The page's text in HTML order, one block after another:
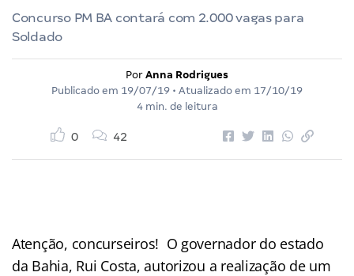
Concurso PM BA contará com 2.000 vagas para
Soldado
Por Anna Rodrigues
Publicado em 19/07/19 • Atualizado em 17/10/19
4 min. de leitura
0 42
Atenção, concurseiros! O governador do estado
da Bahia, Rui Costa, autorizou a realização de um